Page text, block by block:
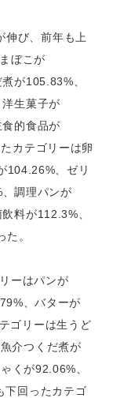
伸び、前年も上
ぼこが
が105.83%、
生菓子が
的食品が
カテゴリーは卵
104.26%、ゼリ
調理パンが
料が112.3%、
。
ーはパンが
、バターが
ゴリーは生うど
介つくだ煮が
くが92.06%、
下回ったカテゴ